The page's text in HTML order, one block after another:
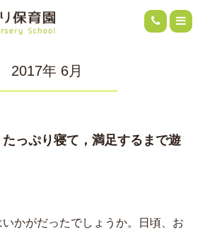
2017年 6月
っぷり寝て，満足するまで遊
かがだったでしょうか。日頃、お